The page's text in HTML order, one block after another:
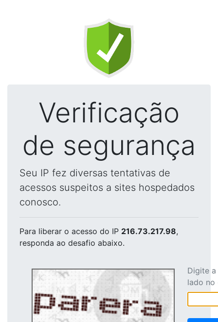
Verificação
de segurança
Seu IP fez diversas tentativas de
acessos suspeitos a sites hospedados
conosco.
Para liberar o acesso do IP 216.73.217.98,
responda ao desafio abaixo.
Digite
lado no